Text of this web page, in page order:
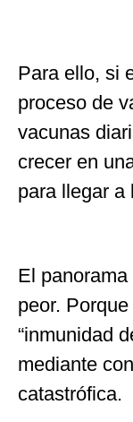
Para ello, si
proceso de
vacunas
crecer en
para llegar a
El
peor.
“inmunidad
mediante
catastrófica.